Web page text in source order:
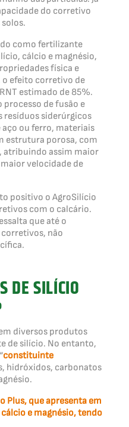
do corretivo
como fertilizante
cálcio e magnésio,
física e
o efeito corretivo de
estimado de 85%.
processo de fusão e
resíduos siderúrgicos
aço ou ferro, materiais
estrutura porosa, com
atribuindo assim maior
velocidade de
positivo o AgroSilício
com o calcário.
que até o
não
DE SILÍCIO
diversos produtos
de silício. No entanto,
constituinte
hidróxidos, carbonatos
Plus, que apresenta em
e magnésio, tendo